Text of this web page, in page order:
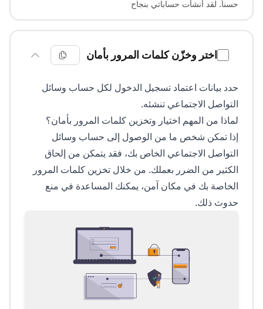
حسناً. لقد أنشأت حساباتي بنجاح
اختر وخزّن كلمات المرور بأمان
حدد بيانات اعتماد تسجيل الدخول لكل حساب وسائل
التواصل الاجتماعي تنشئه.
لماذا من المهم اختيار وتخزين كلمات المرور بأمان؟
إذا تمكن شخص ما من الوصول إلى حساب وسائل
التواصل الاجتماعي الخاص بك، فقد يتمكن من إلحاق
الكثير من الضرر بعملك. من خلال تخزين كلمات المرور
الخاصة بك في مكان آمن، يمكنك المساعدة في منع
حدوث ذلك.